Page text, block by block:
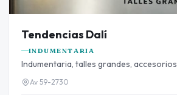
Tendencias Dalí
INDUMENTARIA
Indumentaria, talles grandes, accesorios
Av 59-2730